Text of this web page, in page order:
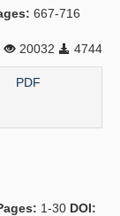
667-716
20032
4744
PDF
1-30 DOI: